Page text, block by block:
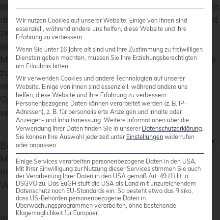
Im Contribfest-Slot zuMetal3
(Metal Kubed) gaben
die Maintainer des Projekts einen ersten Einblick und
zeigten, wie eine Entwicklungsumgebung
eingerichtet werden kann. Unter anderem bietet
Metal3 eine ClusterAPI (CAPI)-Implementierung, die
zur Verwaltung von Bare-Metal-Systemen
verwendet werden kann. Ironic, das aus dem
OpenStack-Projekt stammt, wird im Hintergrund
verwendet.
Beim Vortrag „From UI to Storage“ gaben
-
Maintainer einen Einblick in die aktuelle
Implementierung und potenzielle zukünftige
Verbesserungen.
Wir nutzen Cookies auf unserer Website. Einige von ihnen sind
essenziell, während andere uns helfen, diese Website und Ihre
Erfahrung zu verbessern.
Wenn Sie unter 16 Jahre alt sind und Ihre Zustimmung zu freiwilligen
Diensten geben möchten, müssen Sie Ihre Erziehungsberechtigten
um Erlaubnis bitten.
Wir verwenden Cookies und andere Technologien auf unserer
Website. Einige von ihnen sind essenziell, während andere uns
helfen, diese Website und Ihre Erfahrung zu verbessern.
Personenbezogene Daten können verarbeitet werden (z. B. IP-
Adressen), z. B. für personalisierte Anzeigen und Inhalte oder
Anzeigen- und Inhaltsmessung. Weitere Informationen über die
Verwendung Ihrer Daten finden Sie in unserer Datenschutzerklärung
Sie können Ihre Auswahl jederzeit unter Einstellungen widerrufen
oder anpassen.
Einige Services verarbeiten personenbezogene Daten in den USA.
Mit Ihrer Einwilligung zur Nutzung dieser Services stimmen Sie auch
der Verarbeitung Ihrer Daten in den USA gemäß Art. 49 (1) lit. a
DSGVO zu. Das EuGH stuft die USA als Land mit unzureichendem
Datenschutz nach EU-Standards ein. So besteht etwa das Risiko,
dass US-Behörden personenbezogene Daten in
Überwachungsprogrammen verarbeiten, ohne bestehende
Klagemöglichkeit für Europäer.